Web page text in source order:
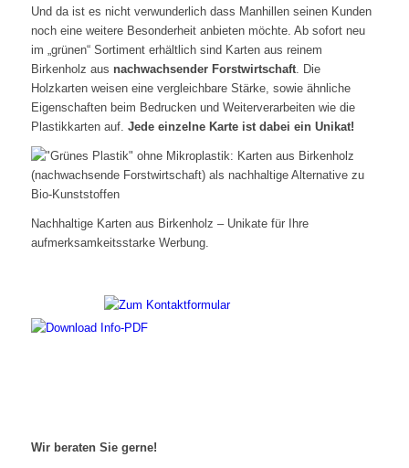
Und da ist es nicht verwunderlich dass Manhillen seinen Kunden
noch eine weitere Besonderheit anbieten möchte. Ab sofort neu
im „grünen“ Sortiment erhältlich sind Karten aus reinem
Birkenholz aus nachwachsender Forstwirtschaft. Die
Holzkarten weisen eine vergleichbare Stärke, sowie ähnliche
Eigenschaften beim Bedrucken und Weiterverarbeiten wie die
Plastikkarten auf. Jede einzelne Karte ist dabei ein Unikat!
Nachhaltige Karten aus Birkenholz – Unikate für Ihre
aufmerksamkeitsstarke Werbung.
Wir beraten Sie gerne!